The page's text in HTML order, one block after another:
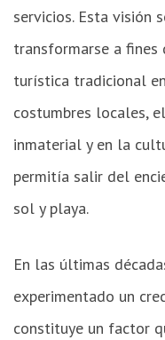
servicios. Esta visión
transformarse a
turística tradicional
costumbres locales,
inmaterial y en la
permitía salir del
sol y playa.
En las últimas
experimentado un
constituye un factor